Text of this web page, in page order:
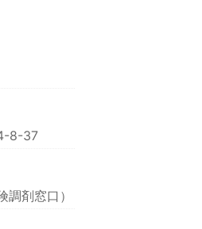
8-37
剤窓口）